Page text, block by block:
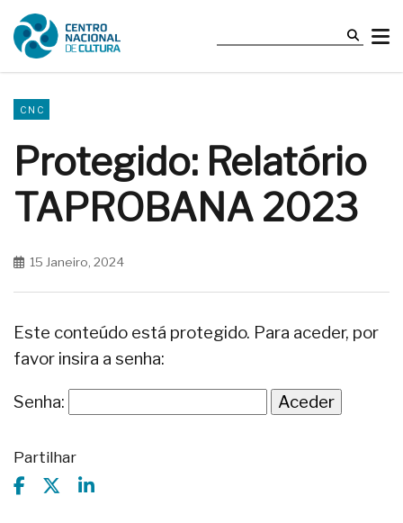
CNC
Protegido: Relatório
TAPROBANA 2023
15 Janeiro, 2024
Este conteúdo está protegido. Para aceder, por
favor insira a senha:
Senha:
Partilhar